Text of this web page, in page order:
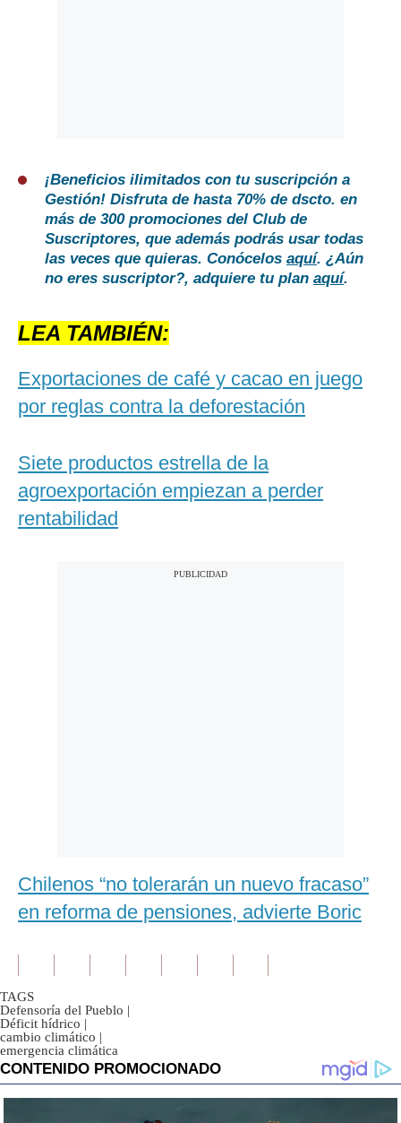
¡Beneficios ilimitados con tu suscripción a
Gestión! Disfruta de hasta 70% de dscto. en
más de 300 promociones del Club de
Suscriptores, que además podrás usar todas
las veces que quieras. Conócelos aquí. ¿Aún
no eres suscriptor?, adquiere tu plan aquí.
LEA TAMBIÉN:
Exportaciones de café y cacao en juego
por reglas contra la deforestación
Siete productos estrella de la
agroexportación empiezan a perder
rentabilidad
Chilenos “no tolerarán un nuevo fracaso”
en reforma de pensiones, advierte Boric
TAGS
Defensoría del Pueblo |
Déficit hídrico |
cambio climático |
emergencia climática